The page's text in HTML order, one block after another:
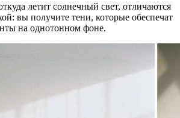
летит солнечный свет, отличаются
вы получите тени, которые обеспечат
на однотонном фоне.